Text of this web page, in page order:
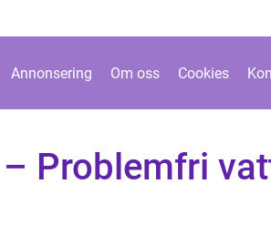
Annonsering Om oss Cookies
Problemfri